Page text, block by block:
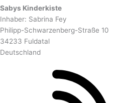
Sabys Kinderkiste
Inhaber: Sabrina Fey
Philipp-Schwarzenberg-Straße 10
34233 Fuldatal
Deutschland